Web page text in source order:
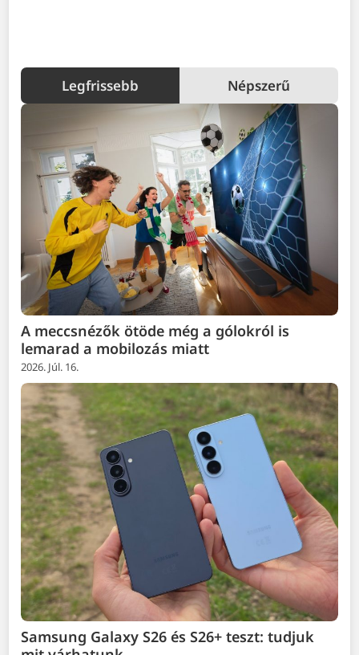
Legfrissebb Népszerű
A meccsnézők ötöde még a gólokról is
lemarad a mobilozás miatt
2026. Júl. 16.
Samsung Galaxy S26 és S26+ teszt: tudjuk